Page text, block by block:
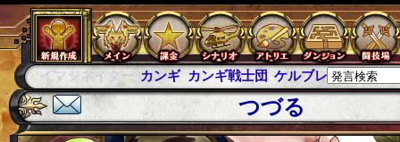
カンギ カンギ戦士団 ケルブレ ケルベロスブレイド スパ
つづる